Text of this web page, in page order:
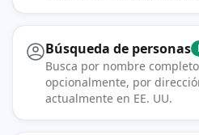
Búsqueda de personas
Busca por nombre
opcionalmente, por
actualmente en EE. UU.